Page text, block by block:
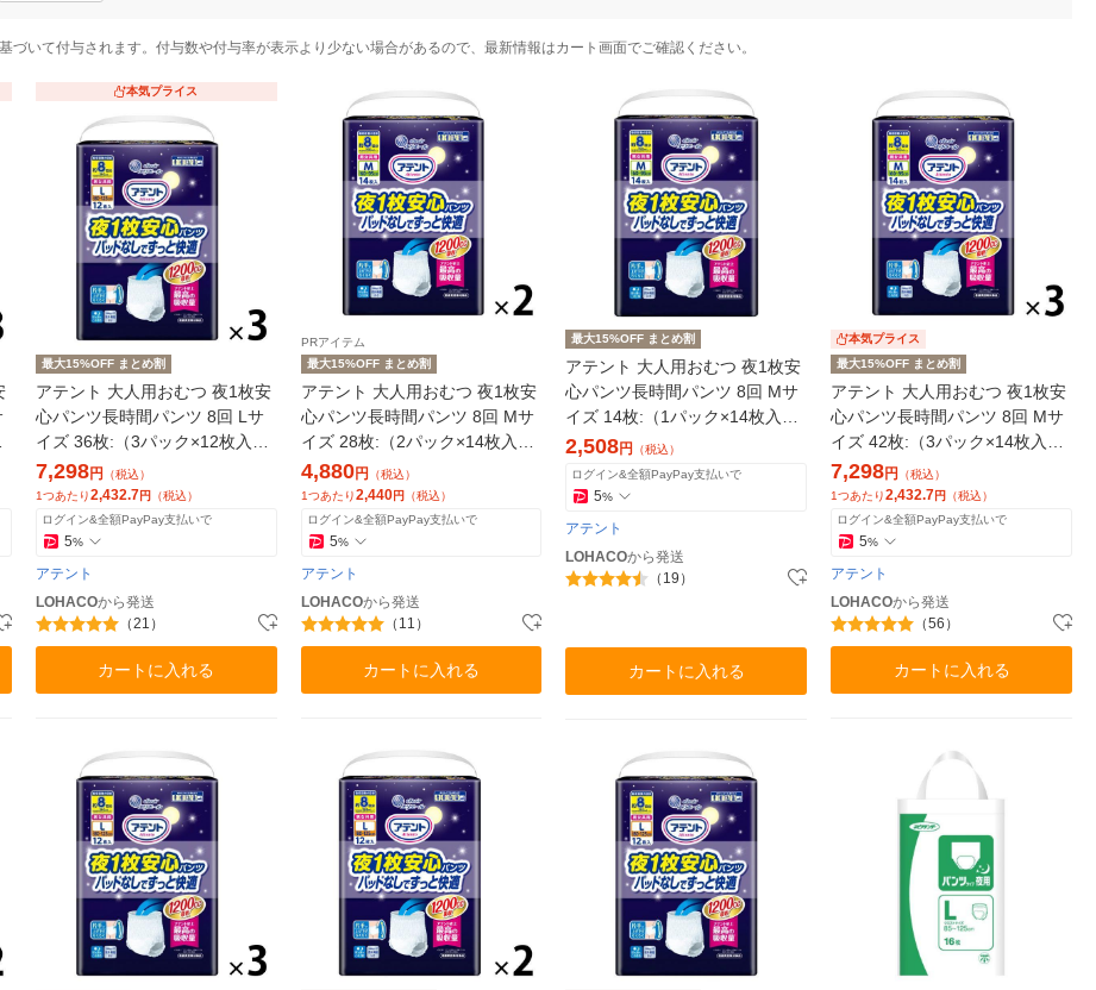
づいて付与されます。付与数や付与率が表示より少ない場合があるので、最新情報はカート画面でご確認ください。
本気プライス
最大15%OFF まとめ割
アテント 大人用おむつ 夜1枚安
心パンツ長時間パンツ 8回 Lサ
イズ 36枚:（3パック×12枚入）
エリエール 大王製紙
7,298円 （税込）
1つあたり2,432.7 円 （税込）
ログイン&全額PayPay支払いで
5%
アテント
LOHACOから発送
（21）
カートに入れる
PRアイテム
最大15%OFF まとめ割
アテント 大人用おむつ 夜1枚安
心パンツ長時間パンツ 8回 Mサ
イズ 28枚:（2パック×14枚入）
エリエール 大王製紙
4,880円 （税込）
1つあたり2,440円 （税込）
ログイン&全額PayPay支払いで
5%
アテント
LOHACOから発送
（11）
カートに入れる
最大15%OFF まとめ割
アテント 大人用おむつ 夜1枚安
心パンツ長時間パンツ 8回 Mサ
イズ 14枚:（1パック×14枚入）
エリエール 大王製紙
2,508円
（税込）
ログイン&全額PayPay支払いで
5%
アテント
LOHACOから発送
（19）
カートに入れる
本気プライス
最大15%OFF まとめ割
アテント 大人用おむつ 夜1枚安
心パンツ長時間パンツ 8回 Mサ
イズ 42枚:（3パック×14枚入）
エリエール 大王製紙
7,298円
（税込）
1つあたり2,432.7円
（税込）
ログイン&全額PayPay支払いで
5%
アテント
LOHACOから発送
（56）
カートに入れる